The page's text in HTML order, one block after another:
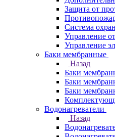
Защита от
Система
Управление
Управление
Баки мембранные
Назад
Баки
Баки
Баки
Водонагреватели
Назад